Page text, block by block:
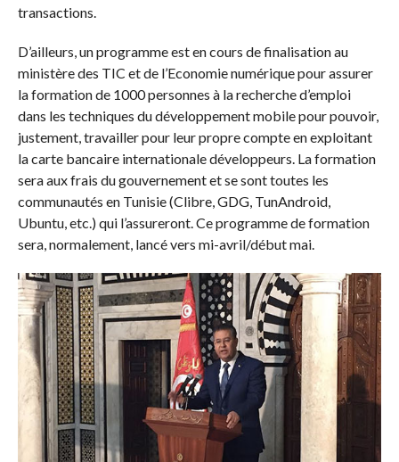
transactions.
D’ailleurs, un programme est en cours de finalisation au
ministère des TIC et de l’Economie numérique pour assurer
la formation de 1000 personnes à la recherche d’emploi
dans les techniques du développement mobile pour pouvoir,
justement, travailler pour leur propre compte en exploitant
la carte bancaire internationale développeurs. La formation
sera aux frais du gouvernement et se sont toutes les
communautés en Tunisie (Clibre, GDG, TunAndroid,
Ubuntu, etc.) qui l’assureront. Ce programme de formation
sera, normalement, lancé vers mi-avril/début mai.